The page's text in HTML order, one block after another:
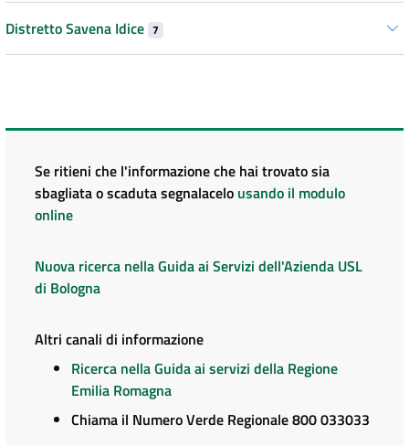
Distretto Savena Idice 7
Se ritieni che l'informazione che hai trovato sia
sbagliata o scaduta segnalacelo usando il modulo
online
Nuova ricerca nella Guida ai Servizi dell'Azienda USL
di Bologna
Altri canali di informazione
Ricerca nella Guida ai servizi della Regione
Emilia Romagna
Chiama il Numero Verde Regionale 800 033033